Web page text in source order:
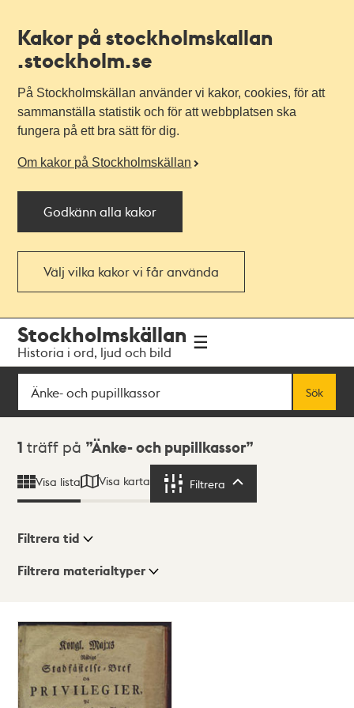
Kakor på stockholmskallan
.stockholm.se
På Stockholmskällan använder vi kakor, cookies, för att
sammanställa statistik och för att webbplatsen ska
fungera på ett bra sätt för dig.
Om kakor på Stockholmskällan
Godkänn alla kakor
Välj vilka kakor vi får använda
navigationen
huvudinnehållet
Stockholmskällan
Historia i ord, ljud och bild
Sök
Sök
Sökresultat
1 träff på Änke- och pupillkassor
Visa lista Visa karta Filtrera
Visningsläge
Karta
Filtrera tid
Filtrera materialtyper
träffar